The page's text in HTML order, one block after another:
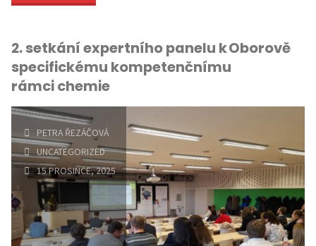
panel
představil
OSKR
Výtvarná
výchova "
2. setkání expertního panelu k Oborově
specifickému kompetenčnímu
rámci chemie
PETRA ŘEZÁČOVÁ
UNCATEGORIZED
15 PROSINCE, 2025